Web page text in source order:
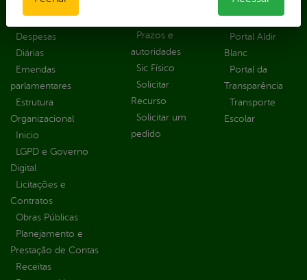
Convênios e
Despesas
Diárias
Emendas
parlamentares
Estrutura
Organizacional
Inicio
LGPD e Governo
Digital
Licitações e
Contratos
Obras Públicas
Planejamento e
Prestação de Contas
Receitas
Prazos e
autoridades
Sic Físico
Solicitar
Recurso
Solicitar um
pedido
Autenticidade
Portal Aldir
Blanc
Portal da
Transparência
Transporte
Escolar